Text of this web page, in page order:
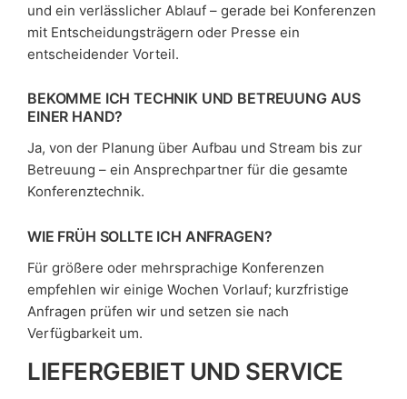
und ein verlässlicher Ablauf – gerade bei Konferenzen
mit Entscheidungsträgern oder Presse ein
entscheidender Vorteil.
BEKOMME ICH TECHNIK UND BETREUUNG AUS
EINER HAND?
Ja, von der Planung über Aufbau und Stream bis zur
Betreuung – ein Ansprechpartner für die gesamte
Konferenztechnik.
WIE FRÜH SOLLTE ICH ANFRAGEN?
Für größere oder mehrsprachige Konferenzen
empfehlen wir einige Wochen Vorlauf; kurzfristige
Anfragen prüfen wir und setzen sie nach
Verfügbarkeit um.
LIEFERGEBIET UND SERVICE